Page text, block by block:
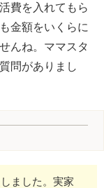
費を入れてもら
金額をいくらに
んね。ママスタ
問がありまし
ました。実家